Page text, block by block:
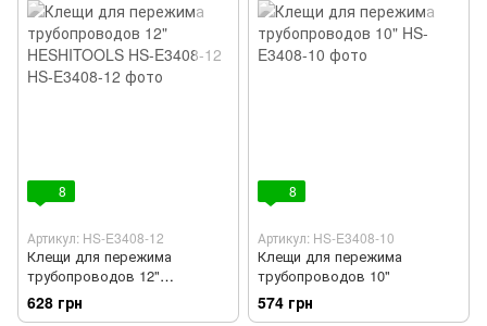
8
Артикул: HS-E3408-12
Клещи для пережима
трубопроводов 12"
HESHITOOLS HS-E3408-12
628 грн
8
Артикул: HS-E3408-10
Клещи для пережима
трубопроводов 10"
574 грн